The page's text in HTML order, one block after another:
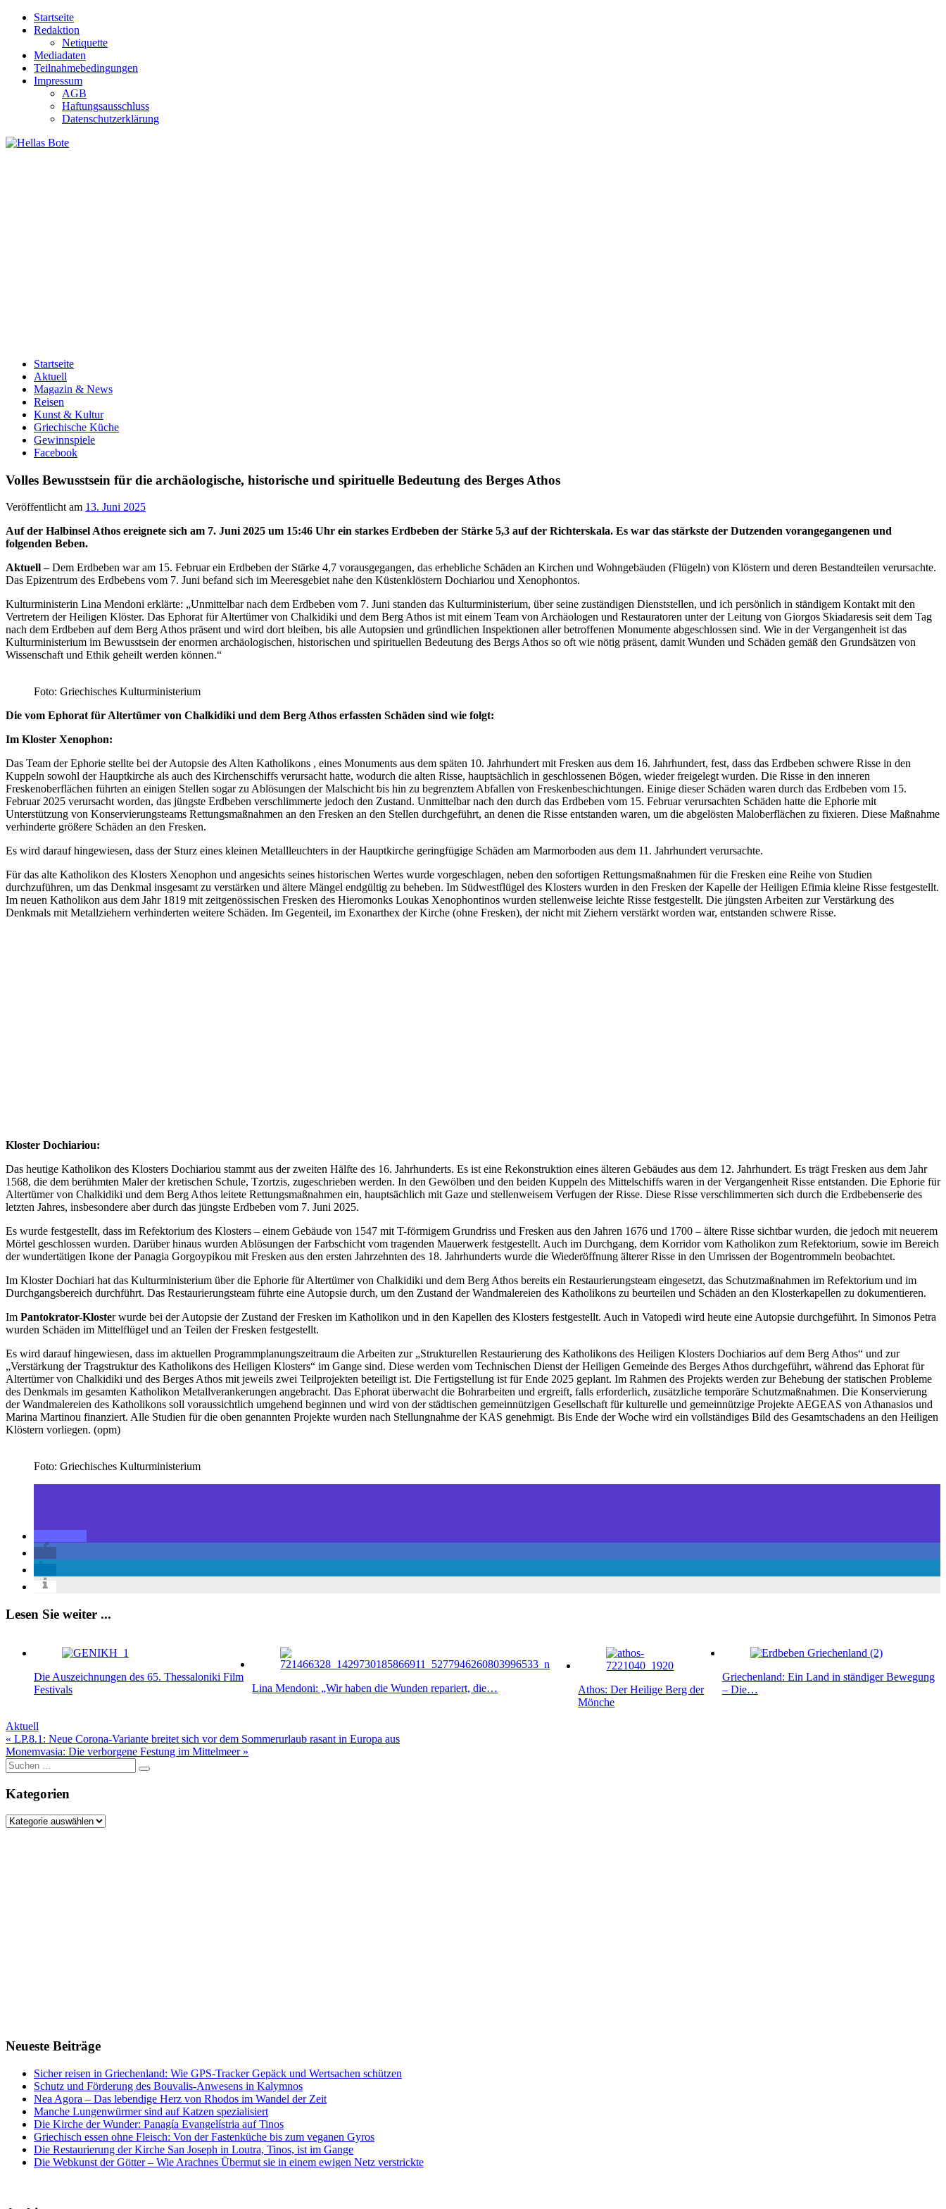
Zum
Inhalt
Startseite
Redaktion
Netiquette
Mediadaten
Teilnahmebedingungen
Impressum
AGB
Haftungsausschluss
Datenschutzerklärung
Startseite
Aktuell
Magazin & News
Reisen
Kunst & Kultur
Griechische Küche
Gewinnspiele
Facebook
Volles Bewusstsein für die archäologische, historische und spirituelle Bedeutung des Berges Athos
Veröffentlicht am 13. Juni 2025
Auf der Halbinsel Athos ereignete sich am 7. Juni 2025 um 15:46 Uhr ein starkes Erdbeben der Stärke 5,3 auf der Richterskala. Es war das stärkste der Dutzenden vorangegangenen und
folgenden Beben.
Aktuell –Dem Erdbeben war am 15. Februar ein Erdbeben der Stärke 4,7 vorausgegangen, das erhebliche Schäden an Kirchen und Wohngebäuden (Flügeln) von Klöstern und deren Bestandteilen verursachte.
Das Epizentrum des Erdbebens vom 7. Juni befand sich im Meeresgebiet nahe den Küstenklöstern Dochiariou und Xenophontos.
Kulturministerin Lina Mendoni erklärte: „Unmittelbar nach dem Erdbeben vom 7. Juni standen das Kulturministerium, über seine zuständigen Dienststellen, und ich persönlich in ständigem Kontakt mit den
Vertretern der Heiligen Klöster. Das Ephorat für Altertümer von Chalkidiki und dem Berg Athos ist mit einem Team von Archäologen und Restauratoren unter der Leitung von Giorgos Skiadaresis seit dem Tag
nach dem Erdbeben auf dem Berg Athos präsent und wird dort bleiben, bis alle Autopsien und gründlichen Inspektionen aller betroffenen Monumente abgeschlossen sind. Wie in der Vergangenheit ist das
Kulturministerium im Bewusstsein der enormen archäologischen, historischen und spirituellen Bedeutung des Bergs Athos so oft wie nötig präsent, damit Wunden und Schäden gemäß den Grundsätzen von
Wissenschaft und Ethik geheilt werden können.“
Foto: Griechisches Kulturministerium
Die vom Ephorat für Altertümer von Chalkidiki und dem Berg Athos erfassten Schäden sind wie folgt:
Im Kloster Xenophon:
Das Team der Ephorie stellte bei der Autopsie des Alten Katholikons , eines Monuments aus dem späten 10. Jahrhundert mit Fresken aus dem 16. Jahrhundert, fest, dass das Erdbeben schwere Risse in den
Kuppeln sowohl der Hauptkirche als auch des Kirchenschiffs verursacht hatte, wodurch die alten Risse, hauptsächlich in geschlossenen Bögen, wieder freigelegt wurden. Die Risse in den inneren
Freskenoberflächen führten an einigen Stellen sogar zu Ablösungen der Malschicht bis hin zu begrenztem Abfallen von Freskenbeschichtungen. Einige dieser Schäden waren durch das Erdbeben vom 15.
Februar 2025 verursacht worden, das jüngste Erdbeben verschlimmerte jedoch den Zustand. Unmittelbar nach den durch das Erdbeben vom 15. Februar verursachten Schäden hatte die Ephorie mit
Unterstützung von Konservierungsteams Rettungsmaßnahmen an den Fresken an den Stellen durchgeführt, an denen die Risse entstanden waren, um die abgelösten Maloberflächen zu fixieren. Diese Maßnahme
verhinderte größere Schäden an den Fresken.
Es wird darauf hingewiesen, dass der Sturz eines kleinen Metallleuchters in der Hauptkirche geringfügige Schäden am Marmorboden aus dem 11. Jahrhundert verursachte.
Für das alte Katholikon des Klosters Xenophon und angesichts seines historischen Wertes wurde vorgeschlagen, neben den sofortigen Rettungsmaßnahmen für die Fresken eine Reihe von Studien
durchzuführen, um das Denkmal insgesamt zu verstärken und ältere Mängel endgültig zu beheben. Im Südwestflügel des Klosters wurden in den Fresken der Kapelle der Heiligen Efimia kleine Risse festgestellt.
Im neuen Katholikon aus dem Jahr 1819 mit zeitgenössischen Fresken des Hieromonks Loukas Xenophontinos wurden stellenweise leichte Risse festgestellt. Die jüngsten Arbeiten zur Verstärkung des
Denkmals mit Metallziehern verhinderten weitere Schäden. Im Gegenteil, im Exonarthex der Kirche (ohne Fresken), der nicht mit Ziehern verstärkt worden war, entstanden schwere Risse.
Kloster Dochiariou:
Das heutige Katholikon des Klosters Dochiariou stammt aus der zweiten Hälfte des 16. Jahrhunderts. Es ist eine Rekonstruktion eines älteren Gebäudes aus dem 12. Jahrhundert. Es trägt Fresken aus dem Jahr
1568, die dem berühmten Maler der kretischen Schule, Tzortzis, zugeschrieben werden. In den Gewölben und den beiden Kuppeln des Mittelschiffs waren in der Vergangenheit Risse entstanden. Die Ephorie für
Altertümer von Chalkidiki und dem Berg Athos leitete Rettungsmaßnahmen ein, hauptsächlich mit Gaze und stellenweisem Verfugen der Risse. Diese Risse verschlimmerten sich durch die Erdbebenserie des
letzten Jahres, insbesondere aber durch das jüngste Erdbeben vom 7. Juni 2025.
Es wurde festgestellt, dass im Refektorium des Klosters – einem Gebäude von 1547 mit T-förmigem Grundriss und Fresken aus den Jahren 1676 und 1700 – ältere Risse sichtbar wurden, die jedoch mit neuerem
Mörtel geschlossen wurden. Darüber hinaus wurden Ablösungen der Farbschicht vom tragenden Mauerwerk festgestellt. Auch im Durchgang, dem Korridor vom Katholikon zum Refektorium, sowie im Bereich
der wundertätigen Ikone der Panagia Gorgoypikou mit Fresken aus den ersten Jahrzehnten des 18. Jahrhunderts wurde die Wiederöffnung älterer Risse in den Umrissen der Bogentrommeln beobachtet.
Im Kloster Dochiari hat das Kulturministerium über die Ephorie für Altertümer von Chalkidiki und dem Berg Athos bereits ein Restaurierungsteam eingesetzt, das Schutzmaßnahmen im Refektorium und im
Durchgangsbereich durchführt. Das Restaurierungsteam führte eine Autopsie durch, um den Zustand der Wandmalereien des Katholikons zu beurteilen und Schäden an den Klosterkapellen zu dokumentieren.
Im Pantokrator-Kloster wurde bei der Autopsie der Zustand der Fresken im Katholikon und in den Kapellen des Klosters festgestellt. Auch in Vatopedi wird heute eine Autopsie durchgeführt. In Simonos Petra
wurden Schäden im Mittelflügel und an Teilen der Fresken festgestellt.
Es wird darauf hingewiesen, dass im aktuellen Programmplanungszeitraum die Arbeiten zur „Strukturellen Restaurierung des Katholikons des Heiligen Klosters Dochiarios auf dem Berg Athos“ und zur
„Verstärkung der Tragstruktur des Katholikons des Heiligen Klosters“ im Gange sind. Diese werden vom Technischen Dienst der Heiligen Gemeinde des Berges Athos durchgeführt, während das Ephorat für
Altertümer von Chalkidiki und des Berges Athos mit jeweils zwei Teilprojekten beteiligt ist. Die Fertigstellung ist für Ende 2025 geplant. Im Rahmen des Projekts werden zur Behebung der statischen Probleme
des Denkmals im gesamten Katholikon Metallverankerungen angebracht. Das Ephorat überwacht die Bohrarbeiten und ergreift, falls erforderlich, zusätzliche temporäre Schutzmaßnahmen. Die Konservierung
der Wandmalereien des Katholikons soll voraussichtlich umgehend beginnen und wird von der städtischen gemeinnützigen Gesellschaft für kulturelle und gemeinnützige Projekte AEGEAS von Athanasios und
Marina Martinou finanziert. Alle Studien für die oben genannten Projekte wurden nach Stellungnahme der KAS genehmigt. Bis Ende der Woche wird ein vollständiges Bild des Gesamtschadens an den Heiligen
Klöstern vorliegen. (opm)
Foto: Griechisches Kulturministerium
Lesen Sie weiter ...
Die Auszeichnungen des 65. Thessaloniki Film
Festivals
Lina Mendoni: „Wir haben die Wunden repariert, die…
Athos: Der Heilige Berg der
Mönche
Griechenland: Ein Land in ständiger Bewegung
– Die…
Aktuell
Beitragsnavigation
« LP.8.1: Neue Corona-Variante breitet sich vor dem Sommerurlaub rasant in Europa aus
Monemvasia: Die verborgene Festung im Mittelmeer »
Suche
nach:
Kategorien
Kategorien
Neueste Beiträge
Sicher reisen in Griechenland: Wie GPS-Tracker Gepäck und Wertsachen schützen
Schutz und Förderung des Bouvalis-Anwesens in Kalymnos
Nea Agora – Das lebendige Herz von Rhodos im Wandel der Zeit
Manche Lungenwürmer sind auf Katzen spezialisiert
Die Kirche der Wunder: Panagía Evangelístria auf Tinos
Griechisch essen ohne Fleisch: Von der Fastenküche bis zum veganen Gyros
Die Restaurierung der Kirche San Joseph in Loutra, Tinos, ist im Gange
Die Webkunst der Götter – Wie Arachnes Übermut sie in einem ewigen Netz verstrickte